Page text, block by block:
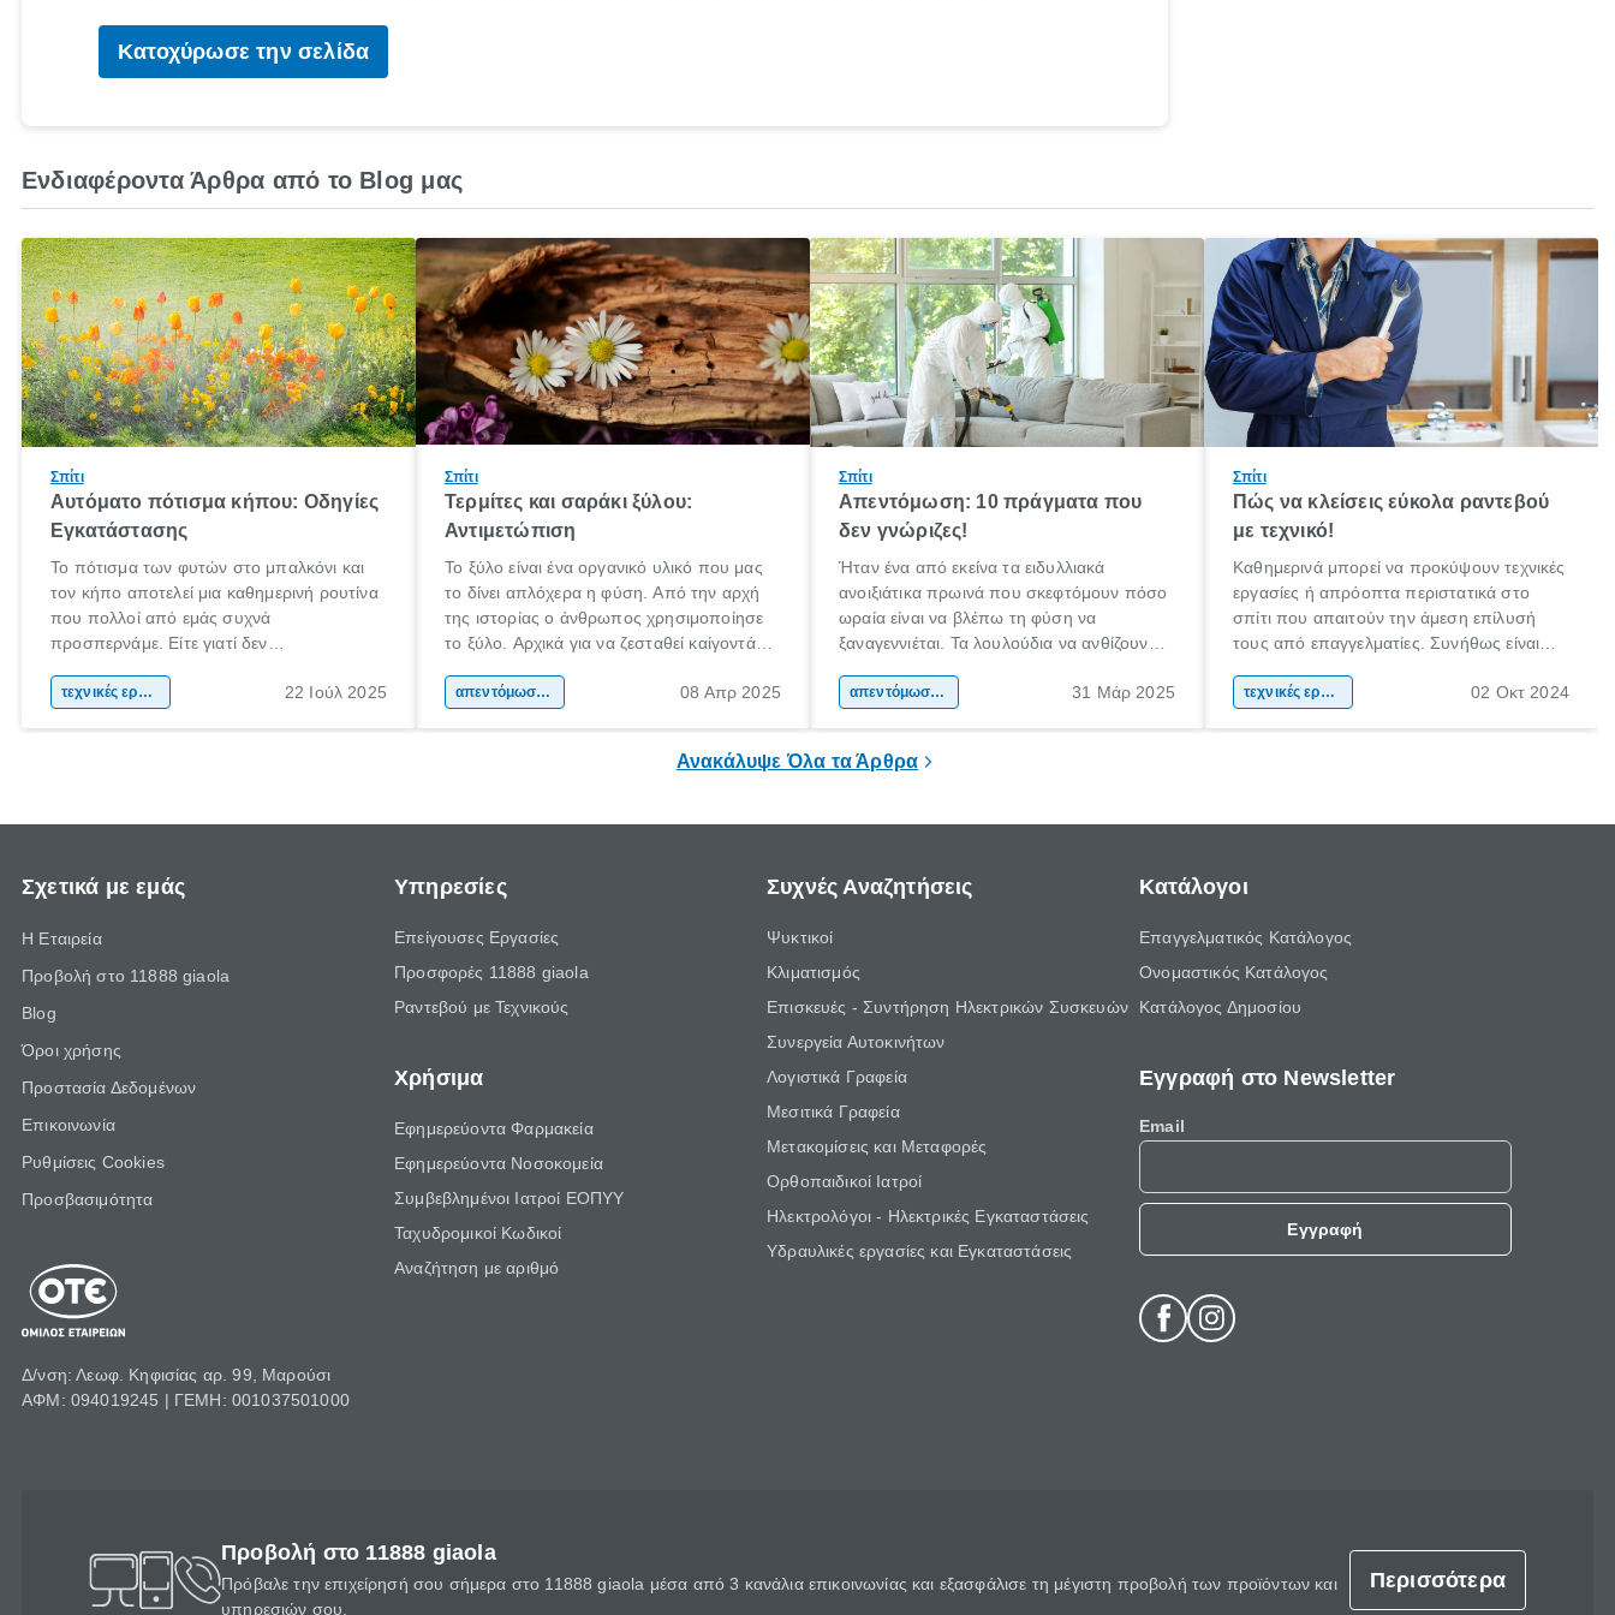
Κατοχύρωσε την σελίδα
Ενδιαφέροντα Άρθρα από το Blog μας
Σπίτι
Αυτόματο πότισμα κήπου: Οδηγίες
Εγκατάστασης
Το πότισμα των φυτών στο μπαλκόνι και
τον κήπο αποτελεί μια καθημερινή ρουτίνα
που πολλοί από εμάς συχνά
προσπερνάμε. Είτε γιατί δεν
Αυτό ωστόσο, έχει πολύ αρνητικές
τεχνικές εργασίες 22 Ιούλ 2025
Σπίτι
Τερμίτες και σαράκι ξύλου:
Αντιμετώπιση
Το ξύλο είναι ένα οργανικό υλικό που μας
το δίνει απλόχερα η φύση. Από την αρχή
της ιστορίας ο άνθρωπος χρησιμοποίησε
το ξύλο. Αρχικά για να ζεσταθεί καίγοντάς
και εργαλεία που τον βοηθούσαν στην
τα μήκη και πλάτη του πλανήτη.
απεντόμωση / προστασία κατοικίας 08 Απρ 2025
Σπίτι
Απεντόμωση: 10 πράγματα που
δεν γνώριζες!
Ήταν ένα από εκείνα τα ειδυλλιακά
ανοιξιάτικα πρωινά που σκεφτόμουν πόσο
ωραία είναι να βλέπω τη φύση να
ξαναγεννιέται. Τα λουλούδια να ανθίζουν
ώρα, οφείλω να παραδεχτώ, πως πίστεψα
απεντόμωση / προστασία κατοικίας 31 Μάρ 2025
Σπίτι
Πώς να κλείσεις εύκολα ραντεβού
με τεχνικό!
Καθημερινά μπορεί να προκύψουν τεχνικές
εργασίες ή απρόοπτα περιστατικά στο
σπίτι που απαιτούν την άμεση επίλυσή
τους από επαγγελματίες. Συνήθως είναι
να τις επιδιορθώσεις μόνος σου, τις
τεχνικές εργασίες 02 Οκτ 2024
Ανακάλυψε Όλα τα Άρθρα
Σχετικά με εμάς
Η Εταιρεία
Προβολή στο 11888 giaola
Blog
Όροι χρήσης
Προστασία Δεδομένων
Επικοινωνία
Ρυθμίσεις Cookies
Προσβασιμότητα
Δ/νση: Λεωφ. Κηφισίας αρ. 99, Μαρούσι
ΑΦΜ: 094019245 | ΓΕΜΗ: 001037501000
Υπηρεσίες
Επείγουσες Εργασίες
Προσφορές 11888 giaola
Ραντεβού με Τεχνικούς
Χρήσιμα
Εφημερεύοντα Φαρμακεία
Εφημερεύοντα Νοσοκομεία
Συμβεβλημένοι Ιατροί ΕΟΠΥΥ
Ταχυδρομικοί Κωδικοί
Αναζήτηση με αριθμό
Συχνές Αναζητήσεις
Ψυκτικοί
Κλιματισμός
Επισκευές - Συντήρηση Ηλεκτρικών Συσκευών
Συνεργεία Αυτοκινήτων
Λογιστικά Γραφεία
Μεσιτικά Γραφεία
Μετακομίσεις και Μεταφορές
Ορθοπαιδικοί Ιατροί
Ηλεκτρολόγοι - Ηλεκτρικές Εγκαταστάσεις
Υδραυλικές εργασίες και Εγκαταστάσεις
Κατάλογοι
Επαγγελματικός Κατάλογος
Ονομαστικός Κατάλογος
Κατάλογος Δημοσίου
Εγγραφή στο Newsletter
Email
Εγγραφή
Προβολή στο 11888 giaola
Πρόβαλε την επιχείρησή σου σήμερα στο 11888 giaola μέσα από 3 κανάλια επικοινωνίας και εξασφάλισε τη μέγιστη προβολή των προϊόντων και
υπηρεσιών σου.
Περισσότερα